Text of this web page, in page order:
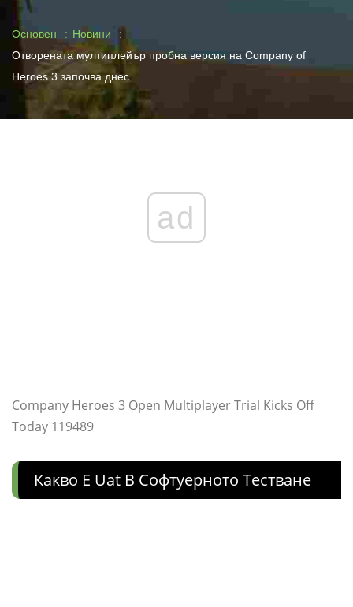
Основен
Новини
Отворената мултиплейър пробна версия на Company of
Heroes 3 започва днес
ad
Company Heroes 3 Open Multiplayer Trial Kicks Off
Today 119489
Какво Е Uat В Софтуерното Тестване